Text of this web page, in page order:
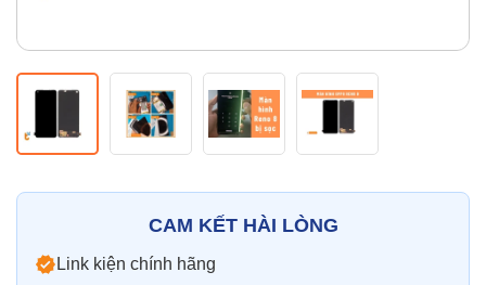
CAM KẾT HÀI LÒNG
Link kiện chính hãng